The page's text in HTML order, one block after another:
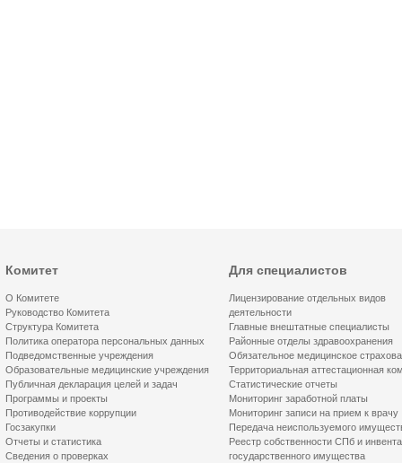
Комитет
О Комитете
Руководство Комитета
Структура Комитета
Политика оператора персональных данных
Подведомственные учреждения
Образовательные медицинские учреждения
Публичная декларация целей и задач
Программы и проекты
Противодействие коррупции
Госзакупки
Отчеты и статистика
Сведения о проверках
Для специалистов
Лицензирование отдельных видов
деятельности
Главные внештатные специалисты
Районные отделы здравоохранения
Обязательное медицинское
Территориальная аттестационная
Статистические отчеты
Мониторинг заработной платы
Мониторинг записи на прием к врачу
Передача неиспользуемого
Реестр собственности СПб и
государственного имущества